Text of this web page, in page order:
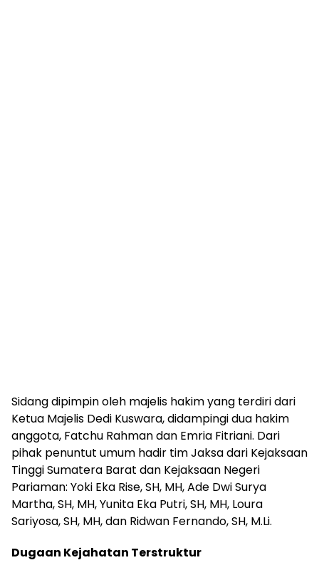
Sidang dipimpin oleh majelis hakim yang terdiri dari
Ketua Majelis Dedi Kuswara, didampingi dua hakim
anggota, Fatchu Rahman dan Emria Fitriani. Dari
pihak penuntut umum hadir tim Jaksa dari Kejaksaan
Tinggi Sumatera Barat dan Kejaksaan Negeri
Pariaman: Yoki Eka Rise, SH, MH, Ade Dwi Surya
Martha, SH, MH, Yunita Eka Putri, SH, MH, Loura
Sariyosa, SH, MH, dan Ridwan Fernando, SH, M.Li.
Dugaan Kejahatan Terstruktur